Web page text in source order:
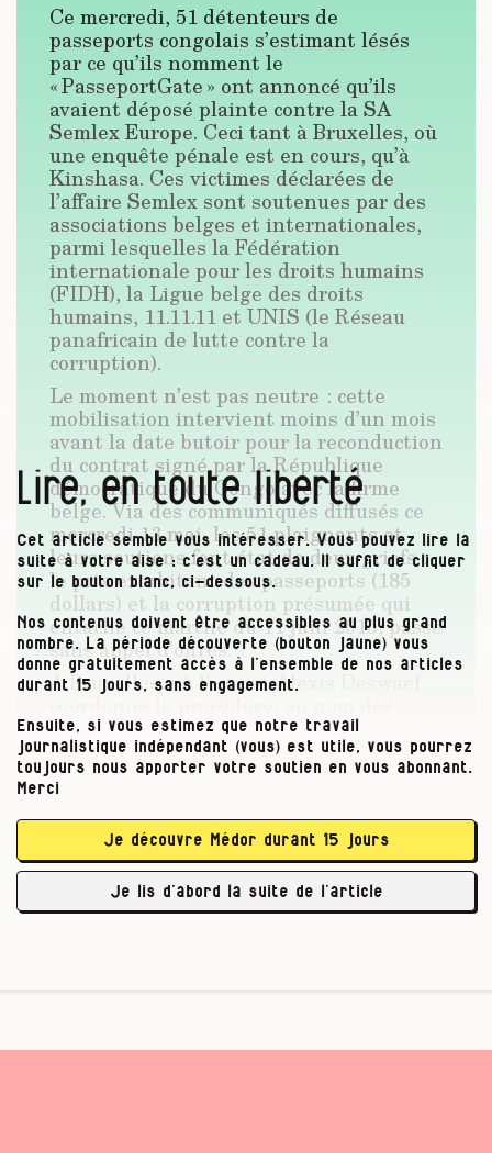
Ce mercredi, 51 détenteurs de
passeports congolais s’estimant lésés
par ce qu’ils nomment le
« PasseportGate » ont annoncé qu’ils
avaient déposé plainte contre la SA
Semlex Europe. Ceci tant à Bruxelles, où
une enquête pénale est en cours, qu’à
Kinshasa. Ces victimes déclarées de
l’affaire Semlex sont soutenues par des
associations belges et internationales,
parmi lesquelles la Fédération
internationale pour les droits humains
(FIDH), la Ligue belge des droits
humains, 11.11.11 et UNIS (le Réseau
panafricain de lutte contre la
corruption).
Le moment n’est pas neutre : cette
mobilisation intervient moins d’un mois
avant la date butoir pour la reconduction
du contrat signé par la République
démocratique du Congo avec la firme
belge. Via des communiqués diffusés ce
mercredi 13 mai, les 51 plaignants et
leurs soutiens font état de deux griefs :
le prix exorbitant des passeports (185
dollars) et la corruption présumée qui
entache ce marché du 11 juin 2015, passé
sans appel d’offres.
A Bruxelles, où l’avocat Alexis Deswaef
associations citées, il s’agit d’une
plainte avec constitution de partie civile.
Cela signifie que les parties civiles (les
plaignants) pourront prendre
connaissance de l’évolution du dossier
judiciaire. Et éviter a priori son
enlisement.
Lire, en toute liberté
Cet article semble vous intéresser. Vous pouvez lire la
suite à votre aise : c’est un cadeau. Il suffit de cliquer
sur le bouton blanc, ci-dessous.
Nos contenus doivent être accessibles au plus grand
nombre. La période découverte (bouton jaune) vous
donne gratuitement accès à l’ensemble de nos articles
durant 15 jours, sans engagement.
Ensuite, si vous estimez que notre travail
journalistique indépendant (vous) est utile, vous pourrez
toujours nous apporter votre soutien en vous abonnant.
Merci
Je découvre Médor durant 15 jours
Je lis d’abord la suite de l’article